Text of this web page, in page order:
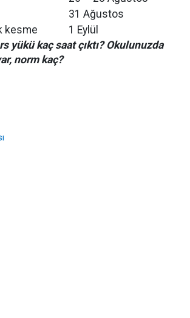
31 Ağustos
kesme
1 Eylül
yükü kaç saat çıktı? Okulunuzda
norm kaç?